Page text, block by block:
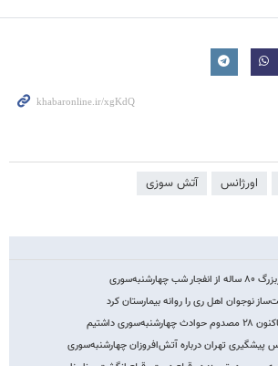
اورژانس آتش سوزی
نوجوان اهل ری را روانه بیمارستان کرد
داشتیم
پیشگیری تهران درباره آتش‌افروزان چهارشنبه‌سوری